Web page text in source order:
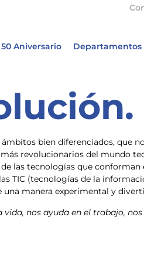
50 Aniversario Departamentos
ámbitos bien diferenciados, que
revolucionarios del mundo
las tecnologías que
TIC (tecnologías de la
una manera experimental y
nos ayuda en el trabajo, nos